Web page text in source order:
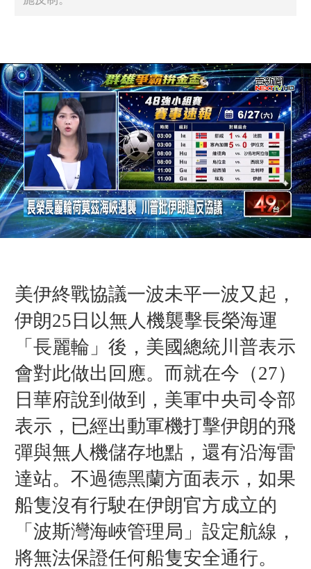
美伊終戰協議一波未平一波又起，
伊朗25日以無人機襲擊長榮海運
「長麗輪 」 後，美國總統川普表示
會對此做出回應。而就在今（27）
日華府說到做到，美軍中央司令部
表示，已經出動軍機打擊伊朗的飛
彈與無人機儲存地點，還有沿海雷
達站。不過德黑蘭方面表示，如果
船隻沒有行駛在伊朗官方成立的
「波斯灣海峽管理局」設定航線，
將無法保證任何船隻安全通行。